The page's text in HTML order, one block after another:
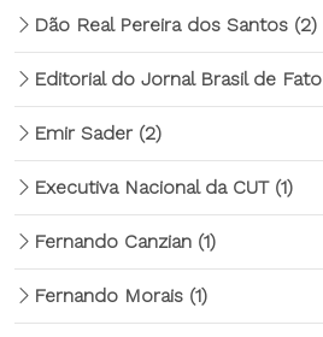
Dão Real Pereira dos Santos (2)
Editorial do Jornal Brasil de Fato
Emir Sader (2)
Executiva Nacional da CUT (1)
Fernando Canzian (1)
Fernando Morais (1)